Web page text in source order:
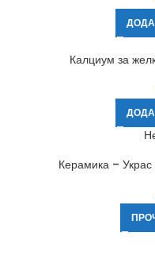
Калциум за
Керамика – Украс